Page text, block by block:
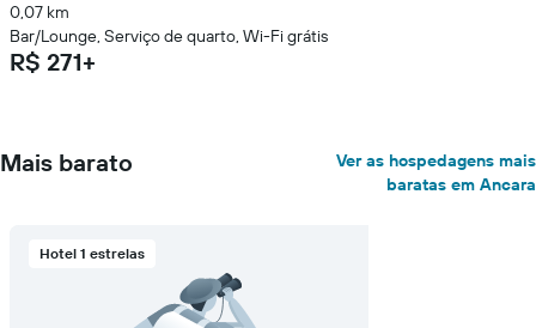
0,07 km
Bar/Lounge, Serviço de quarto, Wi-Fi grátis
R$ 271+
Mais barato
Ver as hospedagens mais
baratas em Ancara
Hotel 1 estrelas